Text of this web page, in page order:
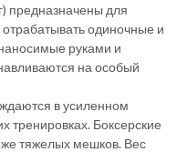
предназначены для
одиночные и
руками и
на особый
в усиленном
тренировках. Боксерские
тяжелых мешков. Вес